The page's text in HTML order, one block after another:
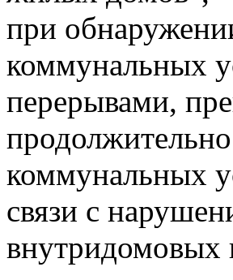
при
коммунальных
перерывами,
коммунальных
связи с
внутридомовых